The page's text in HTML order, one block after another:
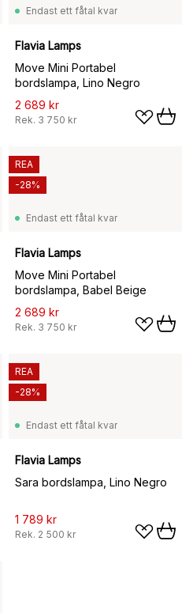
Endast ett fåtal kvar
Flavia Lamps
Move Mini Portabel
bordslampa, Lino Negro
2 689 kr
Rek. 3 750 kr
Endast ett fåtal kvar
Flavia Lamps
Move Mini Portabel
bordslampa, Babel Beige
2 689 kr
Rek. 3 750 kr
REA
-28%
Endast ett fåtal kvar
Flavia Lamps
Sara bordslampa, Lino Negro
1 789 kr
Rek. 2 500 kr
REA
-28%